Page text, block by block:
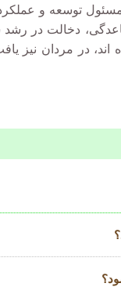
توسعه و عملکرد
قاعدگی، دخالت در
در مردان نیز